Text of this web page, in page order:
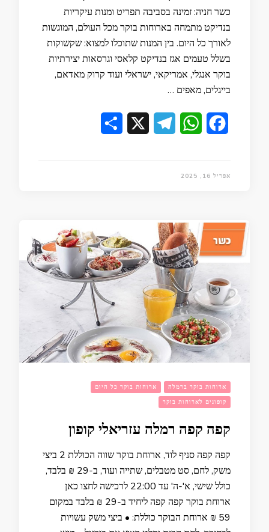
כשר חניה: זמינה בסביבה תפריט ומנות עיקריות
בנדיקט מתמחה בארוחות בוקר מכל העולם, המוגשות
לאורך כל היום. בין המנות שתוכלו למצוא: שקשוקות
בשלל טעמים אגז בנדיקט קלאסי וגרסאות יצירתיות
בוקר אנגלי, אמריקאי, ישראלי ועוד קרוק מאדאם,
בייגלים, מאפים …
Facebook
WhatsApp
Telegram
אפריל 16, 2025
ארוחות בוקר ברמלה
ארוחות בוקר כל היום
קופונים לארוחות בוקר
קפה קפה רמלה עזריאלי קופון
קפה קפה סניף לוד, ארוחת בוקר שווה הכוללת 2 ביצי
משק, לחם, סט מטבלים, שתייה ועוד, ב-29 ₪ בלבד,
כולל שישי, א'-ה' עד 22:00 לרכישה לחצו כאן
ארוחת בוקר קפה קפה ליחיד ב-29 ₪ בלבד במקום
59 ₪ ארוחת הבוקר כוללת: • ביצי משק עשויות